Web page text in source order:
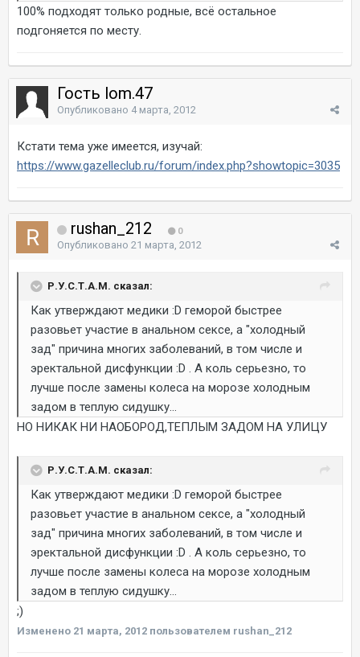
100% подходят только родные, всё остальное
подгоняется по месту.
Гость lom.47
Опубликовано 4 марта, 2012
Кстати тема уже имеется, изучай:
https://www.gazelleclub.ru/forum/index.php?showtopic=3035
rushan_212 0
Опубликовано 21 марта, 2012
Р.У.С.Т.А.М. сказал:
Как утверждают медики :D геморой быстрее
разовьет участие в анальном сексе, а "холодный
зад" причина многих заболеваний, в том числе и
эректальной дисфункции :D . А коль серьезно, то
лучше после замены колеса на морозе холодным
задом в теплую сидушку...
НО НИКАК НИ НАОБОРОД,ТЕПЛЫМ ЗАДОМ НА УЛИЦУ
Р.У.С.Т.А.М. сказал:
Как утверждают медики :D геморой быстрее
разовьет участие в анальном сексе, а "холодный
зад" причина многих заболеваний, в том числе и
эректальной дисфункции :D . А коль серьезно, то
лучше после замены колеса на морозе холодным
задом в теплую сидушку...
;)
Изменено 21 марта, 2012 пользователем rushan_212